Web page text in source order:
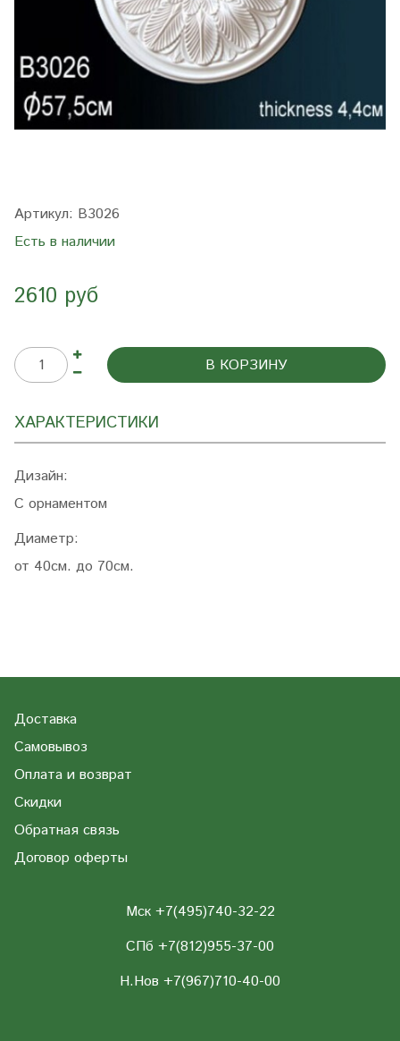
Артикул: B3026
Есть в наличии
2610 руб
В КОРЗИНУ
ХАРАКТЕРИСТИКИ
Дизайн:
С орнаментом
Диаметр:
от 40см. до 70см.
Доставка
Самовывоз
Оплата и возврат
Скидки
Обратная связь
Договор оферты
Мск +7(495)740-32-22
СПб +7(812)955-37-00
Н.Нов +7(967)710-40-00